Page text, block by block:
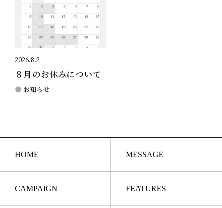
2026.8.2
８月のお休みについて
お知らせ
HOME MESSAGE
CAMPAIGN FEATURES